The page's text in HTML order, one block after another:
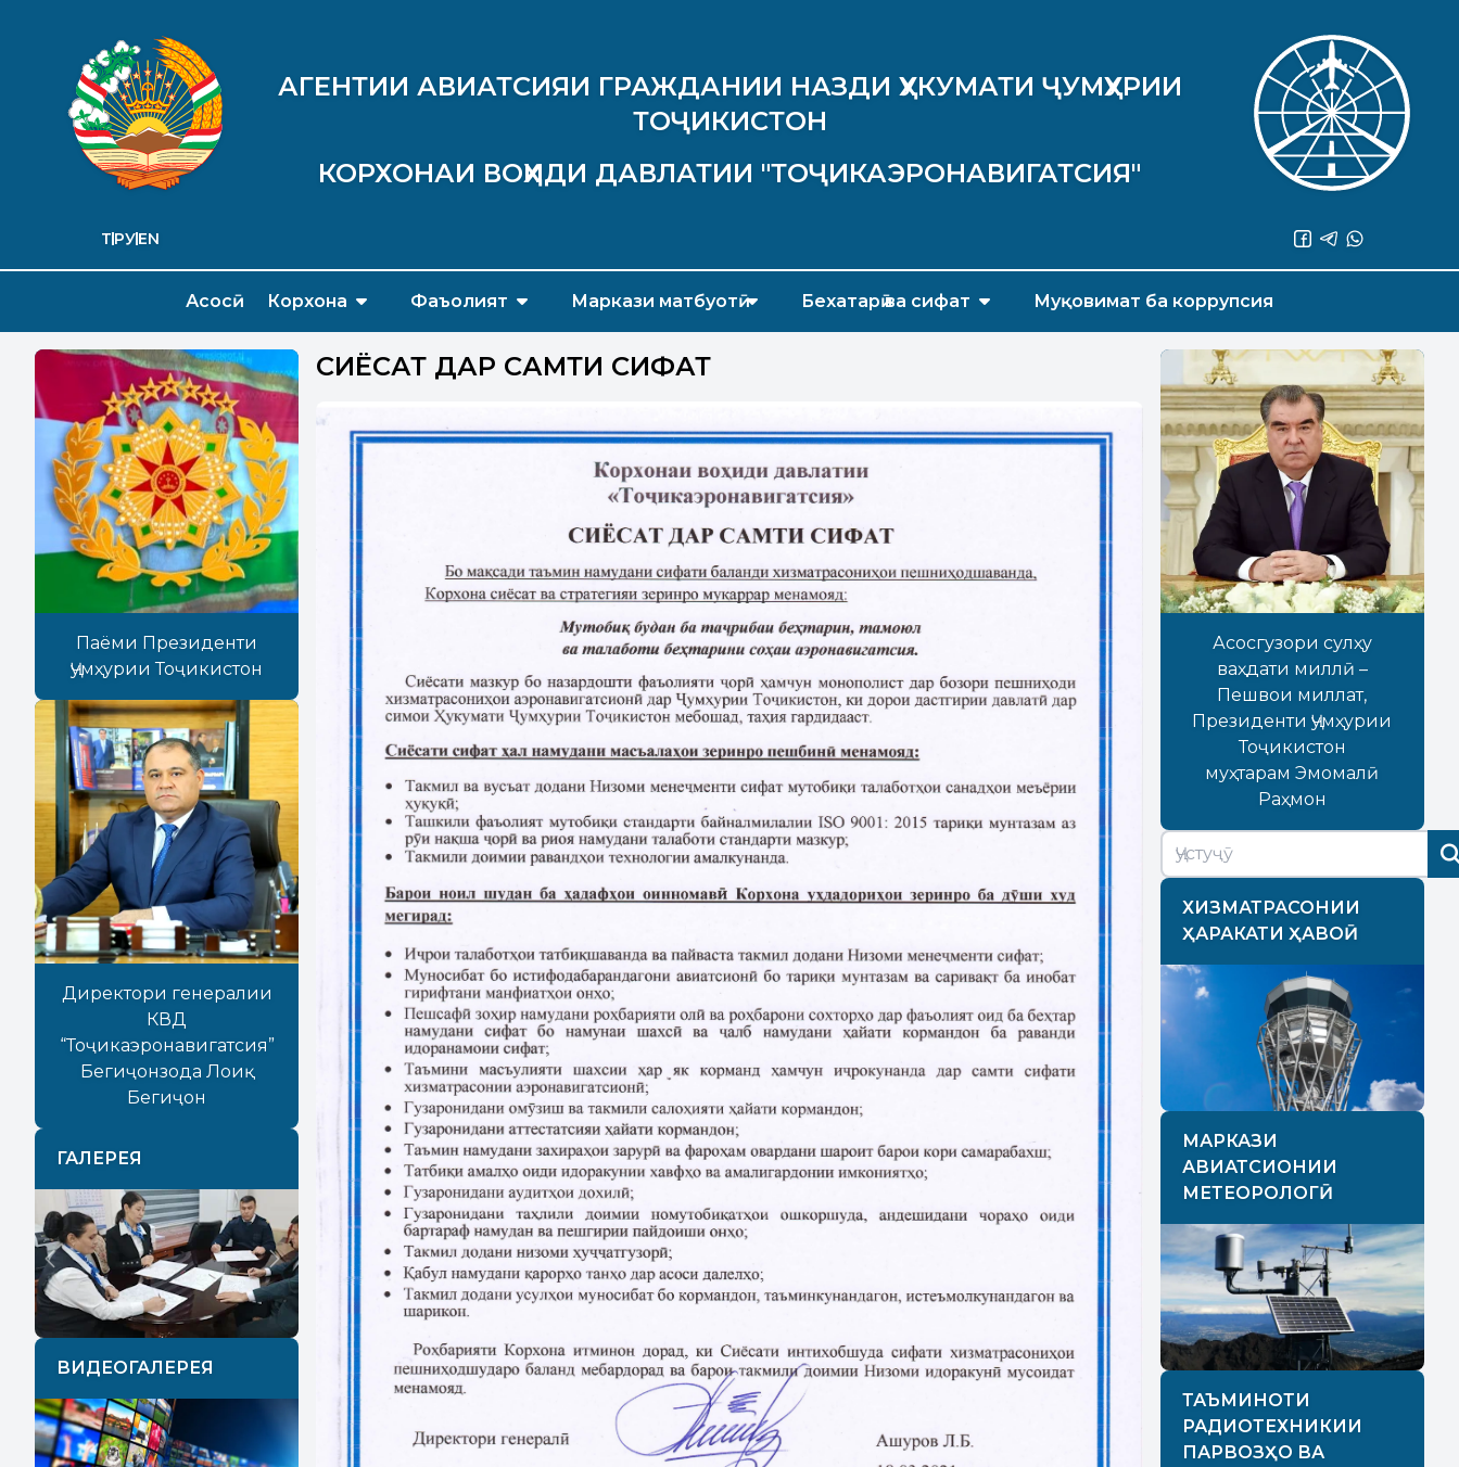
АГЕНТИИ АВИАТСИЯИ ГРАЖДАНИИ НАЗДИ ҲУКУМАТИ ҶУМҲУРИИ
ТОҶИКИСТОН
КОРХОНАИ ВОҲИДИ ДАВЛАТИИ "ТОҶИКАЭРОНАВИГАТСИЯ"
ТҶ РУEN
Асосӣ Корхона Фаъолият Маркази матбуотӣ Бехатарӣ ва сифат Муқовимат ба коррупсия
Паёми Президенти
Ҷумҳурии Тоҷикистон
Директори генералии
КВД
“Тоҷикаэронавигатсия”
Бегиҷонзода Лоиқ
Бегиҷон
ГАЛЕРЕЯ
Previous Next
ВИДЕОГАЛЕРЕЯ
СИЁСАТ ДАР САМТИ СИФАТ
Асосгузори сулҳу
ваҳдати миллӣ –
Пешвои миллат,
Президенти Ҷумҳурии
Тоҷикистон
муҳтарам Эмомалӣ
Раҳмон
ХИЗМАТРАСОНИИ
ҲАРАКАТИ ҲАВОӢ
МАРКАЗИ
АВИАТСИОНИИ
МЕТЕОРОЛОГӢ
ТАЪМИНОТИ
РАДИОТЕХНИКИИ
ПАРВОЗҲО ВА